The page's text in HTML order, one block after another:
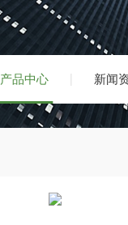
产品中心 新闻